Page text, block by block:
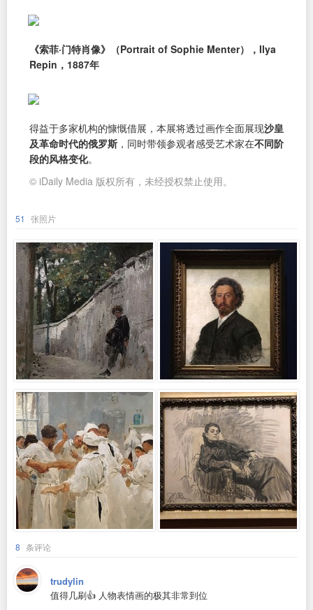
《索菲·门特肖像》（Portrait of Sophie Menter），Ilya
Repin，1887年
得益于多家机构的慷慨借展，本展将透过画作全面展现沙皇
及革命时代的俄罗斯 ，同时带领参观者感受艺术家在不同阶
段的风格变化。
© iDaily Media 版权所有，未经授权禁止使用。
51 张照片
8 条评论
trudylin
值得几刷👍 人物表情画的极其非常到位